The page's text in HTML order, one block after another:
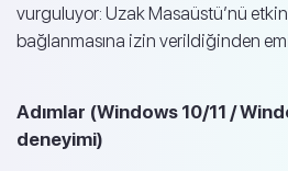
vurguluyor: Uzak Masaüstü’nü
bağlanmasına izin verildiğinden
Adımlar (Windows 10/11 /
deneyimi)